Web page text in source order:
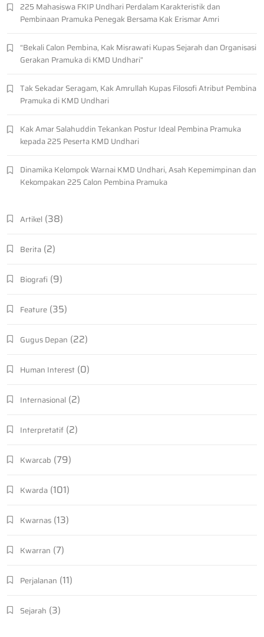
225 Mahasiswa FKIP Undhari Perdalam Karakteristik dan
Pembinaan Pramuka Penegak Bersama Kak Erismar Amri
“Bekali Calon Pembina, Kak Misrawati Kupas Sejarah dan Organisasi
Gerakan Pramuka di KMD Undhari”
Tak Sekadar Seragam, Kak Amrullah Kupas Filosofi Atribut Pembina
Pramuka di KMD Undhari
Kak Amar Salahuddin Tekankan Postur Ideal Pembina Pramuka
kepada 225 Peserta KMD Undhari
Dinamika Kelompok Warnai KMD Undhari, Asah Kepemimpinan dan
Kekompakan 225 Calon Pembina Pramuka
Artikel (38)
Berita (2)
Biografi (9)
Feature (35)
Gugus Depan (22)
Human Interest (0)
Internasional (2)
Interpretatif (2)
Kwarcab (79)
Kwarda (101)
Kwarnas (13)
Kwarran (7)
Perjalanan (11)
Sejarah (3)